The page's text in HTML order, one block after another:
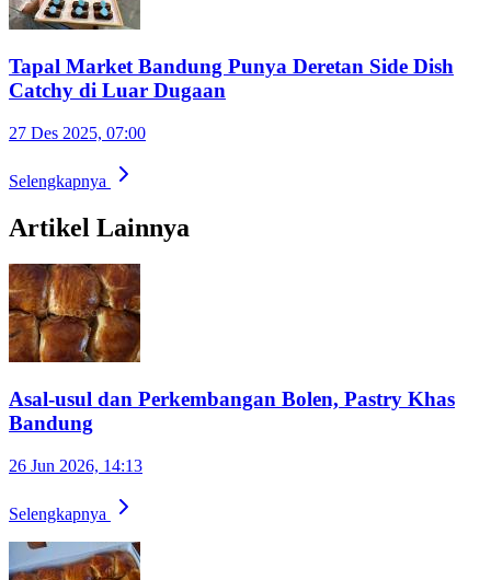
Tapal Market Bandung Punya Deretan Side Dish
Catchy di Luar Dugaan
27 Des 2025, 07:00
Selengkapnya
Artikel Lainnya
Asal-usul dan Perkembangan Bolen, Pastry Khas
Bandung
26 Jun 2026, 14:13
Selengkapnya